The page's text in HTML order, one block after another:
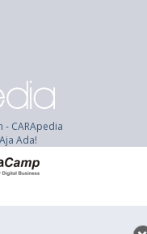
- CARApedia
Ada!